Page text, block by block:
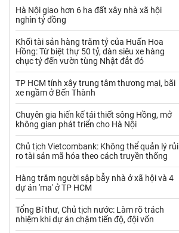
Khí đốt
Kim loại khác Mắc ca
Muối
Nhựa - Hạt nhựa
Palladium Phân bón
Rau - Củ -Quả Sắt thép
Sữa
Than Thức ăn chăn nuôi
Thủy hải sản khác Tôm
Hà Nội giao hơn 6 ha đất xây nhà xã hội
nghìn tỷ đồng
Khối tài sản hàng trăm tỷ của Huấn Hoa
Hồng: Từ biệt thự 50 tỷ, dàn siêu xe hàng
chục tỷ đến vườn tùng Nhật đắt đỏ
TP HCM tính xây trung tâm thương mại, bãi
xe ngầm ở Bến Thành
Chuyên gia hiến kế tái thiết sông Hồng, mở
không gian phát triển cho Hà Nội
Chủ tịch Vietcombank: Không thể quản lý rủi
ro tài sản mã hóa theo cách truyền thống
Hàng trăm người sập bẫy nhà ở xã hội và 4
dự án 'ma' ở TP HCM
Tổng Bí thư, Chủ tịch nước: Làm rõ trách
nhiệm khi dự án chậm tiến độ, đội vốn